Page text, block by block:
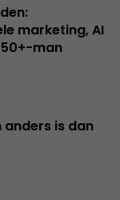
marketing, AI
50+-man
anders is dan